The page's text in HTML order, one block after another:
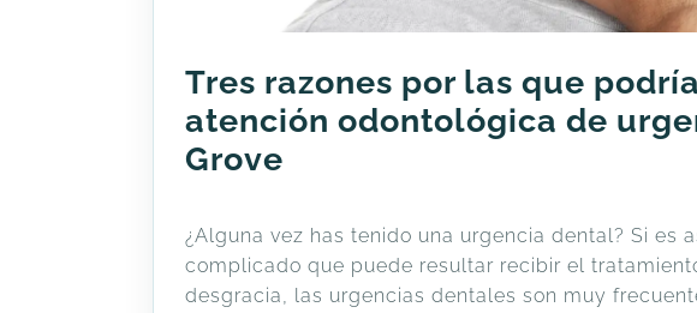
Tres razones por las que
atención odontológica de
Grove
¿Alguna vez has tenido una urgencia dental? Si es
complicado que puede resultar recibir el
desgracia, las urgencias dentales son muy